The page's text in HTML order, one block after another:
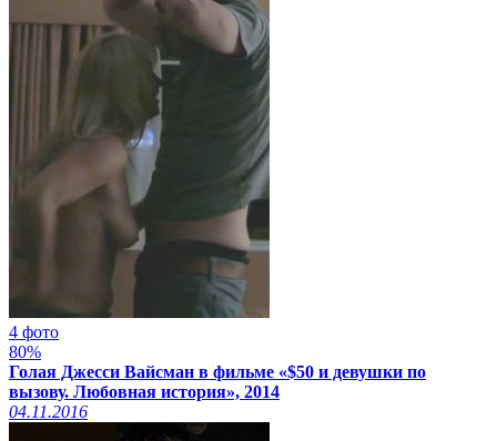
4 фото
80%
Голая Джесси Вайсман в фильме «$50 и девушки по
вызову. Любовная история», 2014
04.11.2016